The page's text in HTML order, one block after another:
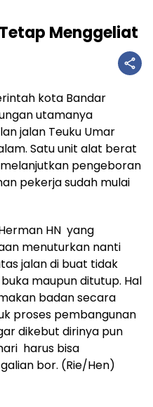
Tetap Menggeliat
kota Bandar
utamanya
jalan Teuku Umar
Satu unit alat berat
pengeboran
pekerja sudah mulai
HN yang
menuturkan nanti
jalan di buat tidak
maupun ditutup. Hal
badan secara
proses pembangunan
dikebut dirinya pun
harus bisa
bor. (Rie/Hen)